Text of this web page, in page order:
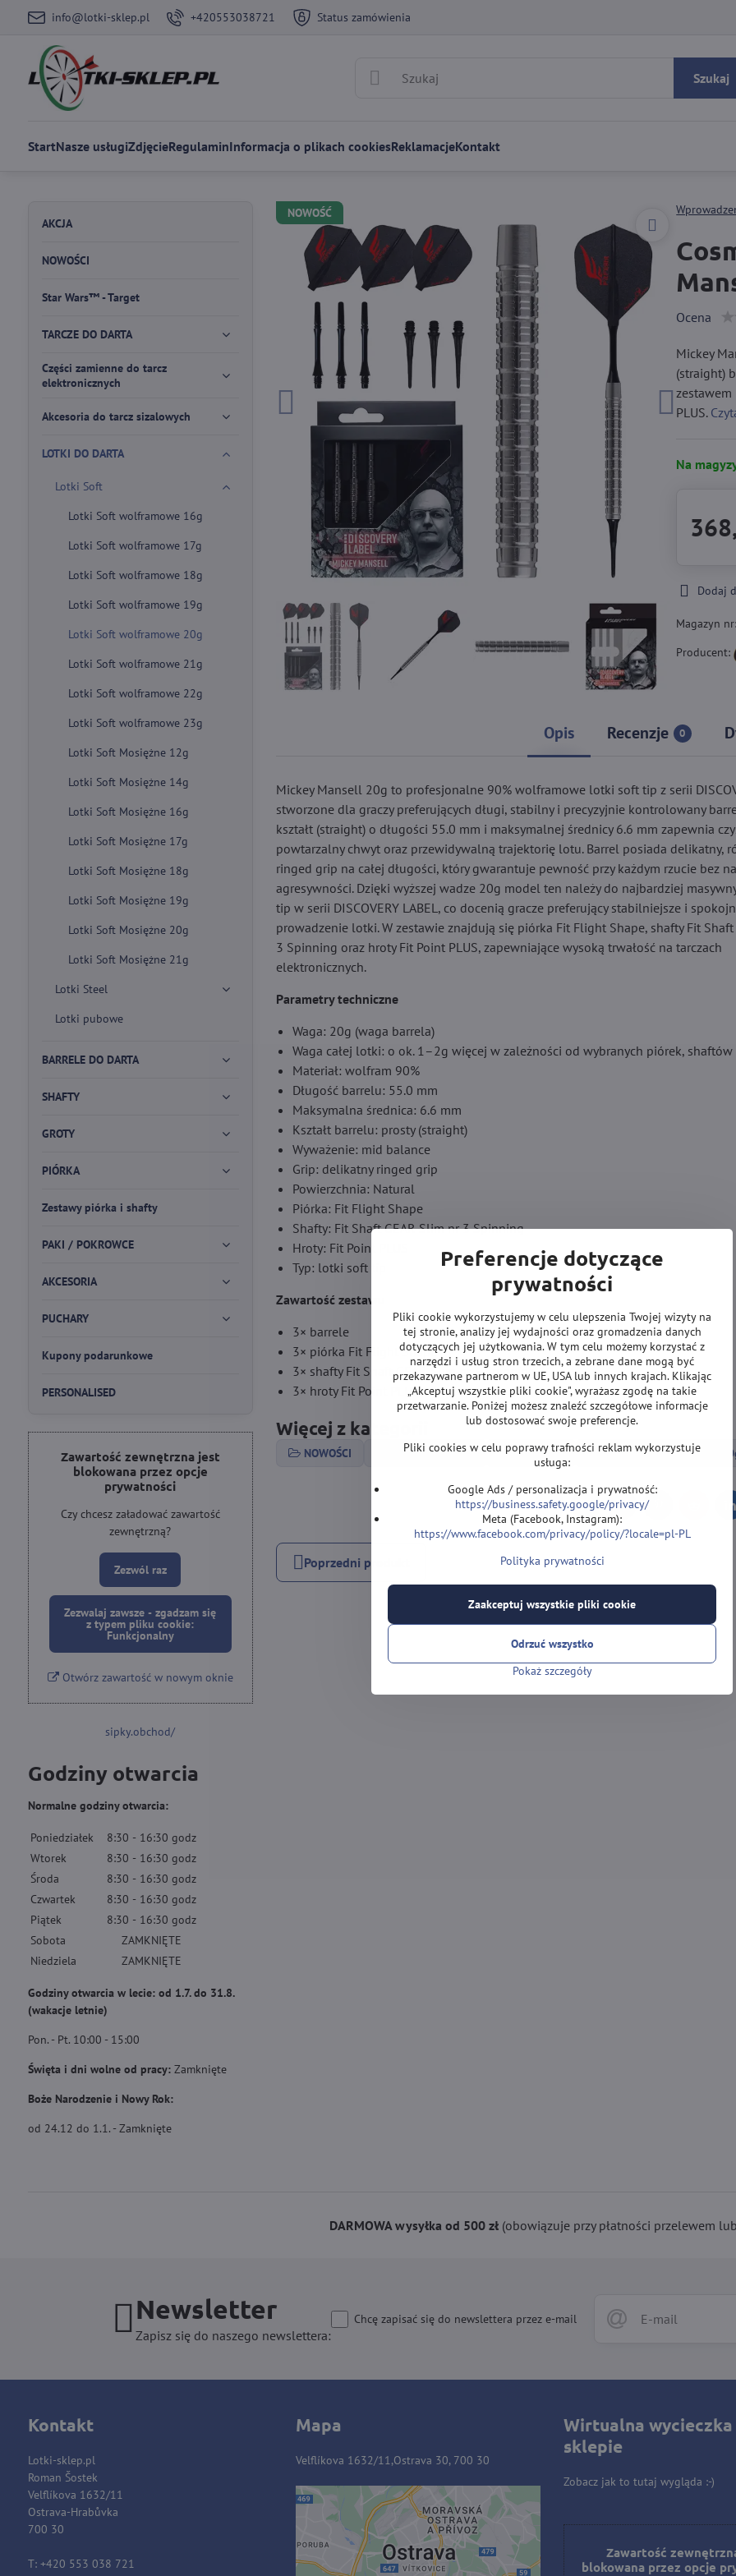
info@lotki-sklep.pl +420553038721 Status zamówienia
Szukaj
StartNasze usługiZdjęcieRegulaminInformacja o plikach cookiesReklamacjeKontakt
NOWOŚĆ
Ocena
Mickey
(straight)
PLUS.
Na
Dodaj
Magazyn
Producent:
Opis Recenzje 0
Mickey Mansell 20g to profesjonalne 90% wolframowe lotki soft tip z serii
stworzone dla graczy preferujących długi, stabilny i precyzyjnie kontrolowany
kształt (straight) o długości 55.0 mm i maksymalnej średnicy 6.6 mm zapewnia
powtarzalny chwyt oraz przewidywalną trajektorię lotu. Barrel posiada delikatny,
ringed grip na całej długości, który gwarantuje pewność przy każdym rzucie bez
agresywności. Dzięki wyższej wadze 20g model ten należy do najbardziej
tip w serii DISCOVERY LABEL, co docenią gracze preferujący stabilniejsze i
prowadzenie lotki. W zestawie znajdują się piórka Fit Flight Shape, shafty Fit Shaft
3 Spinning oraz hroty Fit Point PLUS, zapewniające wysoką trwałość na tarczach
elektronicznych.
Parametry techniczne
Waga: 20g (waga barrela)
Waga całej lotki: o ok. 1–2g więcej w zależności od wybranych piórek,
Materiał: wolfram 90%
Długość barrelu: 55.0 mm
Maksymalna średnica: 6.6 mm
Kształt barrelu: prosty (straight)
Wyważenie: mid balance
Grip: delikatny ringed grip
Powierzchnia: Natural
Piórka: Fit Flight Shape
Shafty: Fit Shaft GEAR Slim nr 3 Spinning
Hroty: Fit Point PLUS
Typ: lotki soft tip
Zawartość zestawu
3× barrele
3× piórka Fit Flight Shape
3× shafty Fit Shaft GEAR Slim nr 3 Spinning
3× hroty Fit Point PLUS
Więcej z kategorii
NOWOŚCI LOTKI DO DARTA Lotki Soft Lotki Soft wolframowe
FacebookTwitterBluesky
Poprzedni produkt
AKCJA
NOWOŚCI
Star Wars™ - Target
TARCZE DO DARTA
Części zamienne do tarcz
elektronicznych
Akcesoria do tarcz sizalowych
LOTKI DO DARTA
Lotki Soft
Lotki Soft wolframowe 16g
Lotki Soft wolframowe 17g
Lotki Soft wolframowe 18g
Lotki Soft wolframowe 19g
Lotki Soft wolframowe 20g
Lotki Soft wolframowe 21g
Lotki Soft wolframowe 22g
Lotki Soft wolframowe 23g
Lotki Soft Mosiężne 12g
Lotki Soft Mosiężne 14g
Lotki Soft Mosiężne 16g
Lotki Soft Mosiężne 17g
Lotki Soft Mosiężne 18g
Lotki Soft Mosiężne 19g
Lotki Soft Mosiężne 20g
Lotki Soft Mosiężne 21g
Lotki Steel
Lotki pubowe
BARRELE DO DARTA
SHAFTY
GROTY
PIÓRKA
Zestawy piórka i shafty
PAKI / POKROWCE
AKCESORIA
PUCHARY
Kupony podarunkowe
PERSONALISED
Zawartość zewnętrzna jest
blokowana przez opcje
prywatności
Czy chcesz załadować zawartość
zewnętrzną?
Zezwól raz
Zezwalaj zawsze - zgadzam się
z typem pliku cookie:
Funkcjonalny
Otwórz zawartość w nowym oknie
sipky.obchod/
Godziny otwarcia
Normalne godziny otwarcia:
Poniedziałek 8:30 - 16:30 godz
Wtorek
8:30 - 16:30 godz
Środa
8:30 - 16:30 godz
Czwartek
8:30 - 16:30 godz
Piątek
8:30 - 16:30 godz
Sobota
ZAMKNIĘTE
Niedziela
ZAMKNIĘTE
Godziny otwarcia w lecie: od 1.7. do 31.8.
(wakacje letnie)
Pon. - Pt. 10:00 - 15:00
Święta i dni wolne od pracy:Zamknięte
Boże Narodzenie i Nowy Rok:
od 24.12 do 1.1. - Zamknięte
DARMOWA wysyłka od 500 zł(obowiązuje przy płatności przelewem
Newsletter
Zapisz się do naszego newslettera:
Chcę zapisać się do newslettera przez e-mail
Kontakt
Lotki-sklep.pl
Roman Šostek
Velflíkova 1632/11
Ostrava-Hrabůvka
700 30
T: +420 553 038 721
Mapa
Velflíkova 1632/11,Ostrava 30, 700 30
Zawartość zewnętrzna jest
blokowana przez opcje
prywatności
Wirtualna
sklepie
Zobacz jak to tutaj wygląda :-)
Zawartość
blokowana przez opcje
Preferencje dotyczące
prywatności
Pliki cookie wykorzystujemy w celu ulepszenia Twojej wizyty na
tej stronie, analizy jej wydajności oraz gromadzenia danych
dotyczących jej użytkowania. W tym celu możemy korzystać z
narzędzi i usług stron trzecich, a zebrane dane mogą być
przekazywane partnerom w UE, USA lub innych krajach. Klikając
„Akceptuj wszystkie pliki cookie", wyrażasz zgodę na takie
przetwarzanie. Poniżej możesz znaleźć szczegółowe informacje
lub dostosować swoje preferencje.
Pliki cookies w celu poprawy trafności reklam wykorzystuje
usługa:
Google Ads / personalizacja i prywatność:
https://business.safety.google/privacy/
Meta (Facebook, Instagram):
https://www.facebook.com/privacy/policy/?locale=pl-PL
Polityka prywatności
Pokaż szczegóły
Zaakceptuj wszystkie pliki cookie
Odrzuć wszystko